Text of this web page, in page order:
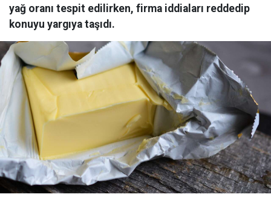
yağ oranı tespit edilirken, firma iddiaları reddedip
konuyu yargıya taşıdı.